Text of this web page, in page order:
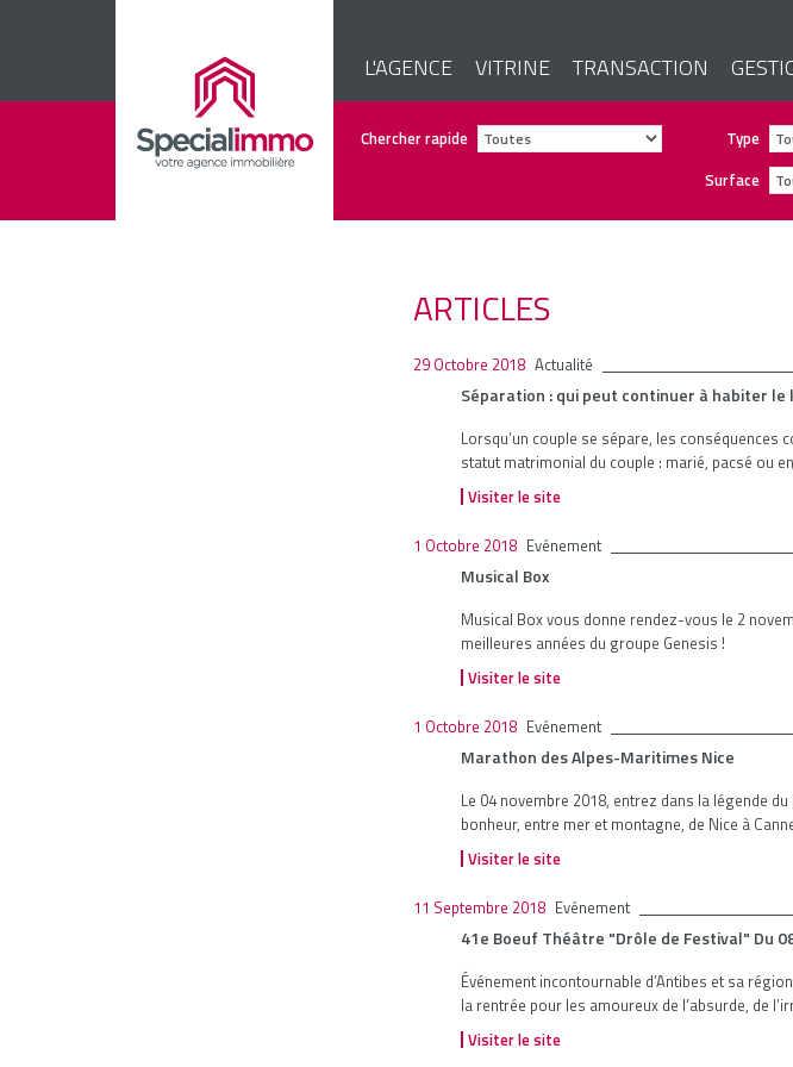
L'AGENCE VITRINE TRANSACTION
Chercher rapide Type
Surface
ARTICLES
29 Octobre 2018 Actualité
Séparation : qui peut continuer à habiter le
Lorsqu’un couple se sépare, les
statut matrimonial du couple : marié, pacsé ou
Visiter le site
1 Octobre 2018 Evénement
Musical Box
Musical Box vous donne rendez-vous le 2
meilleures années du groupe Genesis !
Visiter le site
1 Octobre 2018 Evénement
Marathon des Alpes-Maritimes Nice
Le 04 novembre 2018, entrez dans la légende
bonheur, entre mer et montagne, de Nice à
Visiter le site
11 Septembre 2018 Evénement
41e Boeuf Théâtre "Drôle de Festival" Du
Événement incontournable d’Antibes et sa
la rentrée pour les amoureux de l’absurde, de
Visiter le site